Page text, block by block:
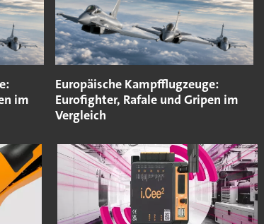
im
Europäische Kampfflugzeuge:
Eurofighter, Rafale und Gripen im
Vergleich